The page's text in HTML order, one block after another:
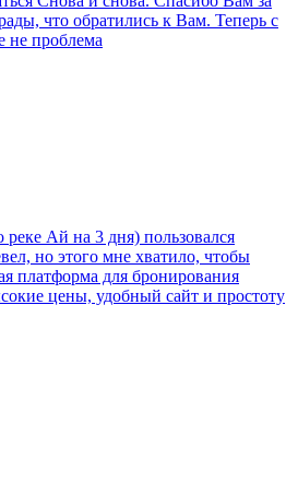
что обратились к Вам. Теперь с
не проблема
Ай на 3 дня) пользовался
но этого мне хватило, чтобы
платформа для бронирования
цены, удобный сайт и простоту